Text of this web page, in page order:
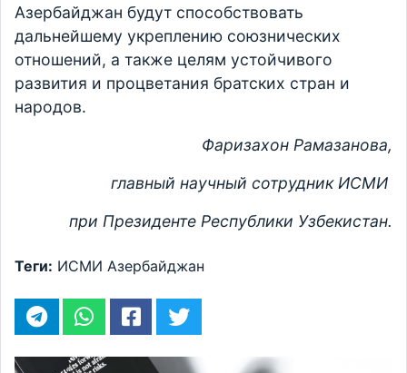
Азербайджан будут способствовать
дальнейшему укреплению союзнических
отношений, а также целям устойчивого
развития и процветания братских стран и
народов.
Фаризахон Рамазанова,
главный научный сотрудник ИСМИ
при Президенте Республики Узбекистан.
Теги: ИСМИ Азербайджан